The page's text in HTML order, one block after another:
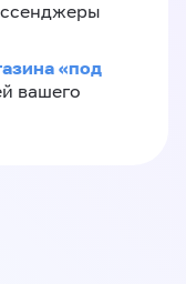
«под
вашего